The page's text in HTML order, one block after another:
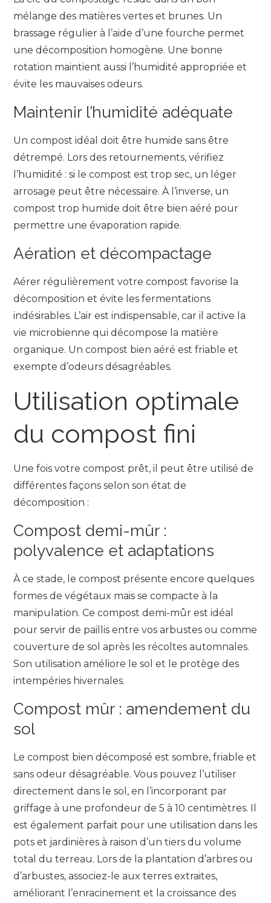
mélange des matières vertes et brunes. Un
brassage régulier à l’aide d’une fourche permet
une décomposition homogène. Une bonne
rotation maintient aussi l’humidité appropriée et
évite les mauvaises odeurs.
Maintenir l’humidité adéquate
Un compost idéal doit être humide sans être
détrempé. Lors des retournements, vérifiez
l’humidité : si le compost est trop sec, un léger
arrosage peut être nécessaire. À l’inverse, un
compost trop humide doit être bien aéré pour
permettre une évaporation rapide.
Aération et décompactage
Aérer régulièrement votre compost favorise la
décomposition et évite les fermentations
indésirables. L’air est indispensable, car il active la
vie microbienne qui décompose la matière
organique. Un compost bien aéré est friable et
exempte d’odeurs désagréables.
Utilisation optimale
du compost fini
Une fois votre compost prêt, il peut être utilisé de
différentes façons selon son état de
décomposition :
Compost demi-mûr :
polyvalence et adaptations
À ce stade, le compost présente encore quelques
formes de végétaux mais se compacte à la
manipulation. Ce compost demi-mûr est idéal
pour servir de paillis entre vos arbustes ou comme
couverture de sol après les récoltes automnales.
Son utilisation améliore le sol et le protège des
intempéries hivernales.
Compost mûr : amendement du
sol
Le compost bien décomposé est sombre, friable et
sans odeur désagréable. Vous pouvez l’utiliser
directement dans le sol, en l’incorporant par
griffage à une profondeur de 5 à 10 centimètres. Il
est également parfait pour une utilisation dans les
pots et jardinières à raison d’un tiers du volume
total du terreau. Lors de la plantation d’arbres ou
d’arbustes, associez-le aux terres extraites,
améliorant l’enracinement et la croissance des